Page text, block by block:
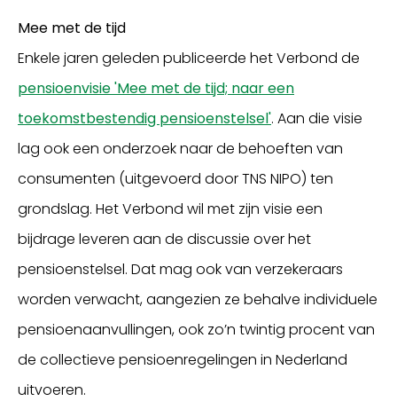
Mee met de tijd
Enkele jaren geleden publiceerde het Verbond de
pensioenvisie 'Mee met de tijd; naar een
toekomstbestendig pensioenstelsel'. Aan die visie
lag ook een onderzoek naar de behoeften van
consumenten (uitgevoerd door TNS NIPO) ten
grondslag. Het Verbond wil met zijn visie een
bijdrage leveren aan de discussie over het
pensioenstelsel. Dat mag ook van verzekeraars
worden verwacht, aangezien ze behalve individuele
pensioenaanvullingen, ook zo’n twintig procent van
de collectieve pensioenregelingen in Nederland
uitvoeren.